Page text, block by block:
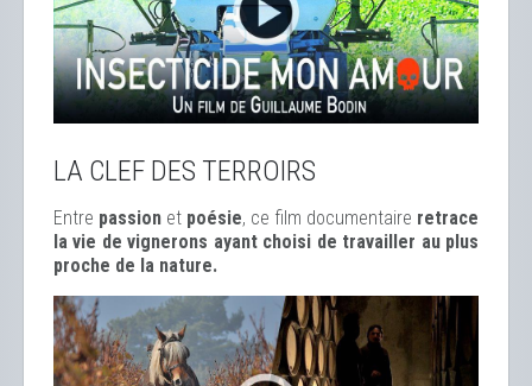
LA CLEF DES TERROIRS
Entre passion et poésie, ce film documentaire retrace
la vie de vignerons ayant choisi de travailler au plus
proche de la nature.